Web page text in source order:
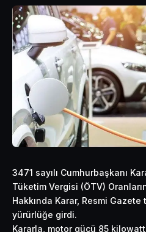
3471 sayılı Cumhurbaşkanı
Tüketim Vergisi (ÖTV)
Hakkında Karar, Resmi
yürürlüğe girdi.
Kararla, motor gücü 85